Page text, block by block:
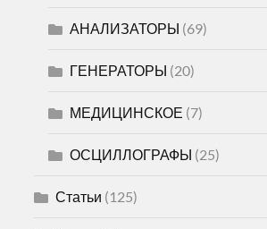
АНАЛИЗАТОРЫ (69)
ГЕНЕРАТОРЫ (20)
МЕДИЦИНСКОЕ (7)
ОСЦИЛЛОГРАФЫ (25)
Статьи (125)